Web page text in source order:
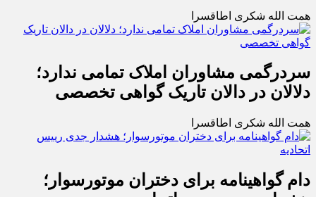
همت الله شکری اطاقسرا
سردرگمی مشاوران املاک تمامی ندارد؛
دلالان در دالان تاریک گواهی تخصصی
همت الله شکری اطاقسرا
دام گواهینامه برای دختران موتورسوار؛